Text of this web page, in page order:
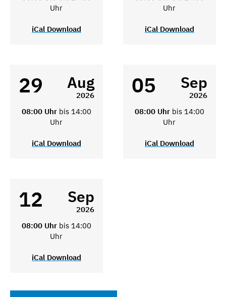
Uhr
iCal Download
Uhr
iCal Download
29 Aug
2026
08:00 Uhr bis 14:00
Uhr
iCal Download
05 Sep
2026
08:00 Uhr bis 14:00
Uhr
iCal Download
12 Sep
2026
08:00 Uhr bis 14:00
Uhr
iCal Download